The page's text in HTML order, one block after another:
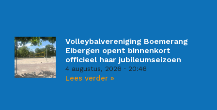
Volleybalvereniging Boemerang
Eibergen opent binnenkort
officieel haar jubileumseizoen
4 augustus, 2026 20:46
Lees verder »